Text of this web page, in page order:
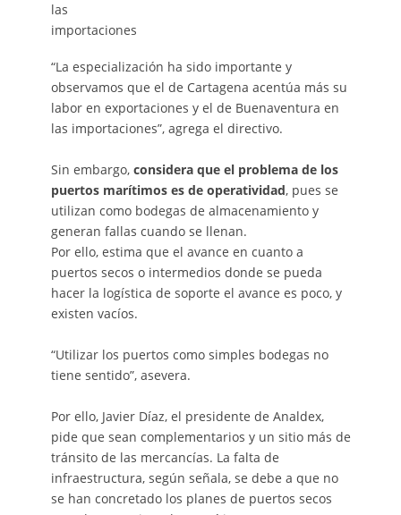
las
importaciones
“La especialización ha sido importante y
observamos que el de Cartagena acentúa más su
labor en exportaciones y el de Buenaventura en
las importaciones”, agrega el directivo.
Sin embargo, considera que el problema de los
puertos marítimos es de operatividad, pues se
utilizan como bodegas de almacenamiento y
generan fallas cuando se llenan.
Por ello, estima que el avance en cuanto a
puertos secos o intermedios donde se pueda
hacer la logística de soporte el avance es poco, y
existen vacíos.
“Utilizar los puertos como simples bodegas no
tiene sentido”, asevera.
Por ello, Javier Díaz, el presidente de Analdex,
pide que sean complementarios y un sitio más de
tránsito de las mercancías. La falta de
infraestructura, según señala, se debe a que no
se han concretado los planes de puertos secos